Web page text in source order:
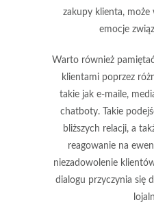
zakupy klienta,
emocje
Warto również
klientami poprzez
takie jak e-maile,
chatboty. Takie
bliższych relacji, a
reagowanie na
niezadowolenie
dialogu przyczynia się